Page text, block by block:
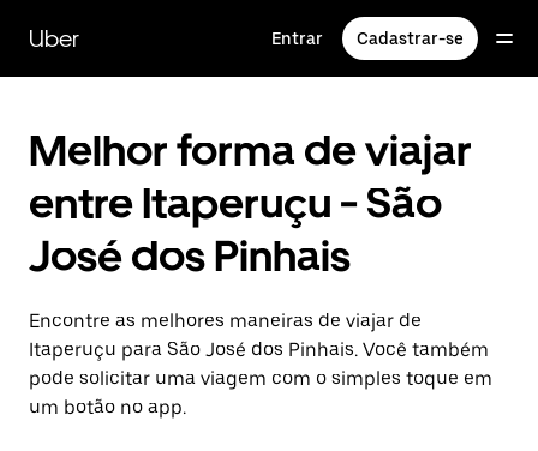
para
conteúdo
Uber Entrar Cadastrar-se
Melhor forma de viajar
entre Itaperuçu - São
José dos Pinhais
Encontre as melhores maneiras de viajar de
Itaperuçu para São José dos Pinhais. Você também
pode solicitar uma viagem com o simples toque em
um botão no app.